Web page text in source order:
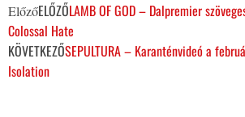
ElőzőELŐZŐLAMB OF GOD – Dalpremier
Colossal Hate
KÖVETKEZŐSEPULTURA – Karanténvideó a
Isolation